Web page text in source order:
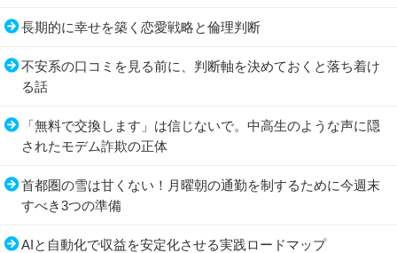
長期的に幸せを築く恋愛戦略と倫理判断
不安系の口コミを見る前に、判断軸を決めておくと落ち着け
る話
「無料で交換します」は信じないで。中高生のような声に隠
されたモデム詐欺の正体
首都圏の雪は甘くない！月曜朝の通勤を制するために今週末
すべき3つの準備
AIと自動化で収益を安定化させる実践ロードマップ